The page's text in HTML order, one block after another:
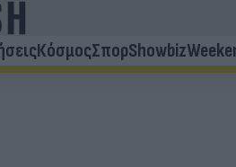
ΚόσμοςΣπορShowbiz